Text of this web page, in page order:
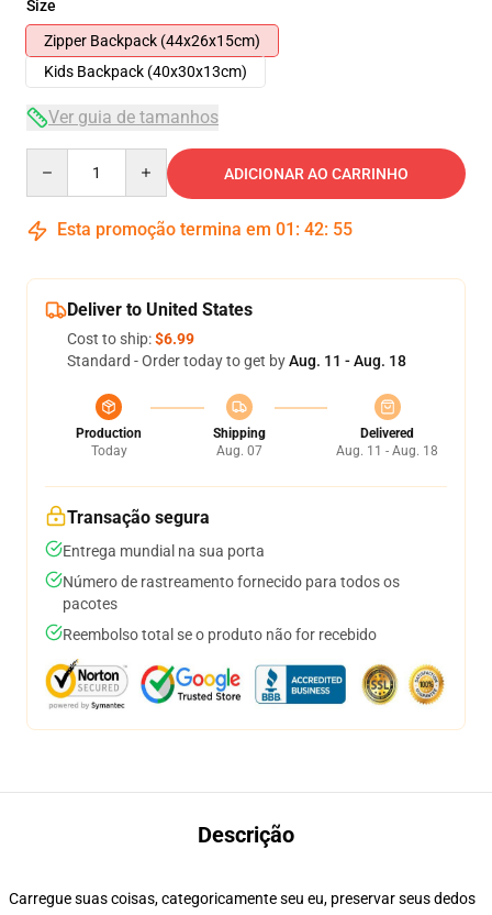
Size
Zipper Backpack (44x26x15cm)
Kids Backpack (40x30x13cm)
Ver guia de tamanhos
ADICIONAR AO CARRINHO
Esta promoção termina em 01 : 42: 54
Deliver to United States
Cost to ship:$6.99
Standard - Order today to get byAug. 11 - Aug. 18
Production
Today
Shipping
Aug. 07
Delivered
Aug. 11 - Aug. 18
Transação segura
Entrega mundial na sua porta
Número de rastreamento fornecido para todos os
pacotes
Reembolso total se o produto não for recebido
Descrição
Carregue suas coisas, categoricamente seu eu, preservar seus dedos